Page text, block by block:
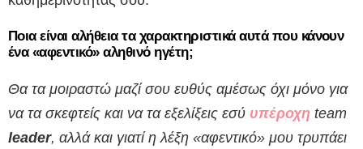
Ποια είναι αλήθεια τα χαρακτηριστικά αυτά που κάνουν
ένα «αφεντικό» αληθινό ηγέτη;
Θα τα μοιραστώ μαζί σου ευθύς αμέσως όχι μόνο για
να τα σκεφτείς και να τα εξελίξεις εσύ υπέροχη team
leader, αλλά και γιατί η λέξη «αφεντικό» μου τρυπάει